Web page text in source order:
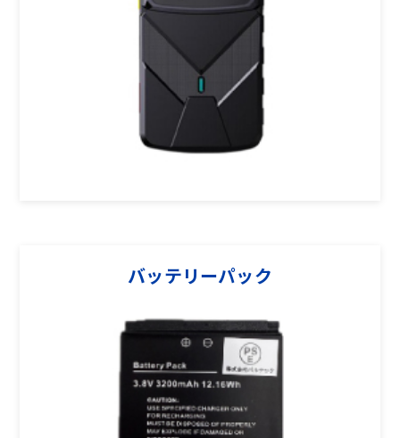
バッテリーパック